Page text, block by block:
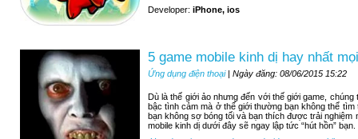
Developer: iPhone, ios
5 game mobile kinh dị hay nhất
Ứng dụng điện thoại| Ngày đăng: 08/06/2015 15:22
Dù là thế giới ảo nhưng đến với thế giới game,
bậc tình cảm mà ở thế giới thường bạn không thể
bạn không sợ bóng tối và bạn thích được trải
mobile kinh dị dưới đây sẽ ngay lập tức “hút hồn” bạn.